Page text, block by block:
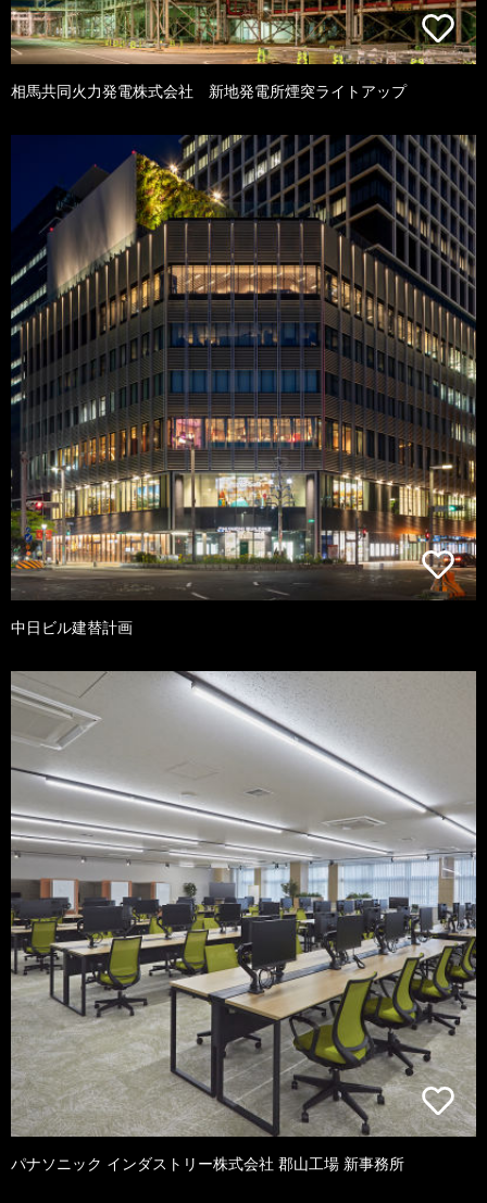
相馬共同火力発電株式会社 新地発電所煙突ライトアップ
中日ビル建替計画
パナソニック インダストリー株式会社 郡山工場 新事務所